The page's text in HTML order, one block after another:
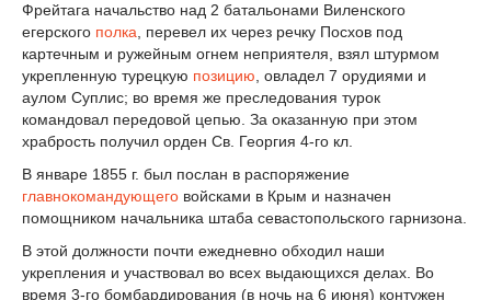
Фрейтага начальство над 2 батальонами Виленского
егерского полка , перевел их через речку Посхов под
картечным и ружейным огнем неприятеля, взял штурмом
укрепленную турецкую позицию , овладел 7 орудиями и
аулом Суплис; во время же преследования турок
командовал передовой цепью. За оказанную при этом
храбрость получил орден Св. Георгия 4-го кл.
В январе 1855 г. был послан в распоряжение
главнокомандующего войсками в Крым и назначен
помощником начальника штаба севастопольского гарнизона.
В этой должности почти ежедневно обходил наши
укрепления и участвовал во всех выдающихся делах. Во
время 3-го бомбардирования (в ночь на 6 июня) контужен